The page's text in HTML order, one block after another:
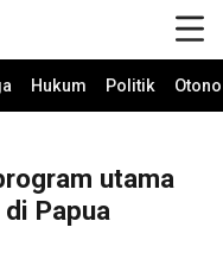
Hukum Politik
utama
Papua